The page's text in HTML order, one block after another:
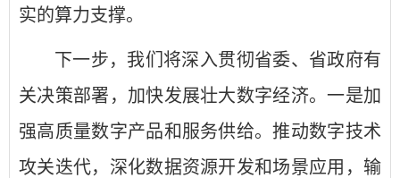
实的算力支撑。
下一步，我们将深入贯彻省委、省政府有
关决策部署，加快发展壮大数字经济。一是加
强高质量数字产品和服务供给。推动数字技术
攻关迭代，深化数据资源开发和场景应用，输